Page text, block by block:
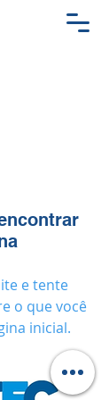
e tente
o que você
inicial.